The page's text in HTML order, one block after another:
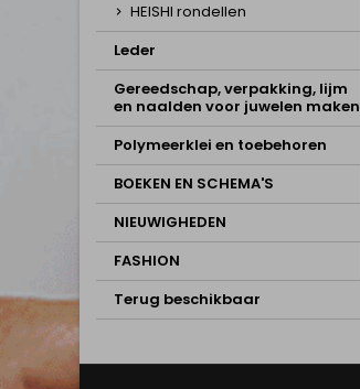
HEISHI rondellen
Leder
Gereedschap, verpakking, lijm
en naalden voor juwelen maken
Polymeerklei en toebehoren
BOEKEN EN SCHEMA'S
NIEUWIGHEDEN
FASHION
Terug beschikbaar